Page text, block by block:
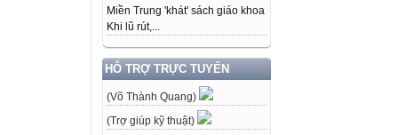
Miền Trung 'khát' sách giáo khoa
Khi lũ rút,...
HỖ TRỢ TRỰC TUYẾN
(Võ Thành Quang)
(Trợ giúp kỹ thuật)